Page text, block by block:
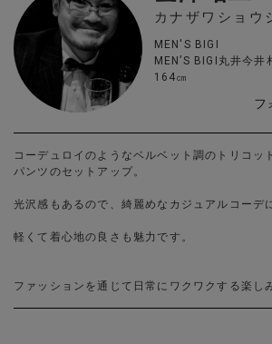
カナザワショウ
MEN'S BIGI
MEN’S BIGI丸井今井
164㎝
コーデュロイのようなベルベット調のトリコッ
パンツのセットアップ。
光沢感もあるので、綺麗めなカジュアルコーデ
軽くて着心地の良さも魅力です。
ファッションを通じて日常にワクワクする楽し